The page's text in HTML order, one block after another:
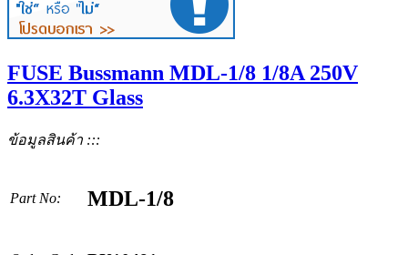
FUSE Bussmann MDL-1/8 1/8A 250V
6.3X32T Glass
ข้อมูลสินค้า :::
Part No: MDL-1/8